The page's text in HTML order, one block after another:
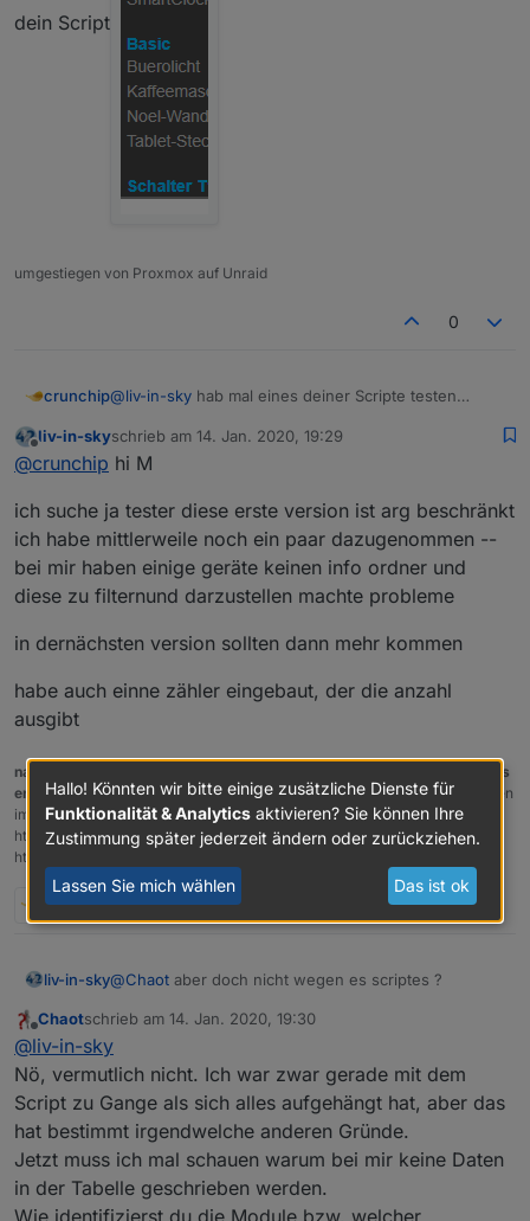
mini
dein Script
umgestiegen von Proxmox auf Unraid
0
crunchip@liv-in-sky hab mal eines deiner Scripte testen
ähnlich/gleich), also hab ich mal die Variante Sonoff
genommen. Jedoch werden nur paar der Geräte
meine Sonoff-Geräte
Offline
liv-in-skyschrieb am 14. Jan. 2020, 19:29
zuletzt editiert von
@crunchip hi M
ich suche ja tester diese erste version ist arg beschränkt
ich habe mittlerweile noch ein paar dazugenommen --
bei mir haben einige geräte keinen info ordner und
diese zu filternund darzustellen machte probleme
in dernächsten version sollten dann mehr kommen
habe auch einne zähler eingebaut, der die anzahl
ausgibt
nach einem gelösten Thread wäre es sinnvoll dies in der Überschrift des
ersten Posts einzutragen [gelöst]-...Bitte benutzt das Voting rechts unten
im Beitrag wenn er euch geholfen hat.Forum-Tools:PicPick
https://picpick.app/en/download/ und ScreenToGif
https://www.screentogif.com/downloads.html
1 Antwort 0
liv-in-sky@Chaot aber doch nicht wegen es scriptes ?
Offline
Chaotschrieb am 14. Jan. 2020, 19:30
zuletzt editiert von
@liv-in-sky
Nö, vermutlich nicht. Ich war zwar gerade mit dem
Script zu Gange als sich alles aufgehängt hat, aber das
hat bestimmt irgendwelche anderen Gründe.
Jetzt muss ich mal schauen warum bei mir keine Daten
in der Tabelle geschrieben werden.
Hallo! Könnten wir bitte einige zusätzliche Dienste für
Funktionalität & Analytics aktivieren? Sie können Ihre
Zustimmung später jederzeit ändern oder zurückziehen.
Lassen Sie mich wählen Das ist ok